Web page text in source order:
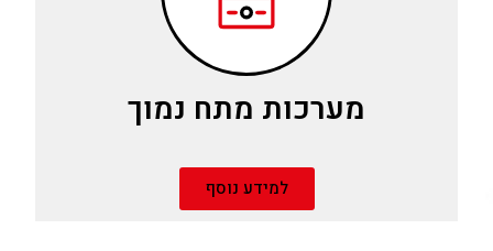
מערכות מתח נמוך
למידע נוסף